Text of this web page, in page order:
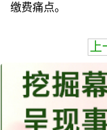
缴费痛点。
上